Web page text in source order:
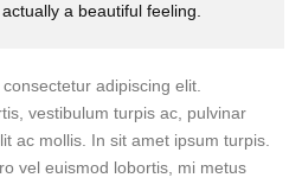
a beautiful feeling.
adipiscing elit.
vestibulum turpis ac, pulvinar
ac mollis. In sit amet ipsum turpis.
vel euismod lobortis, mi metus